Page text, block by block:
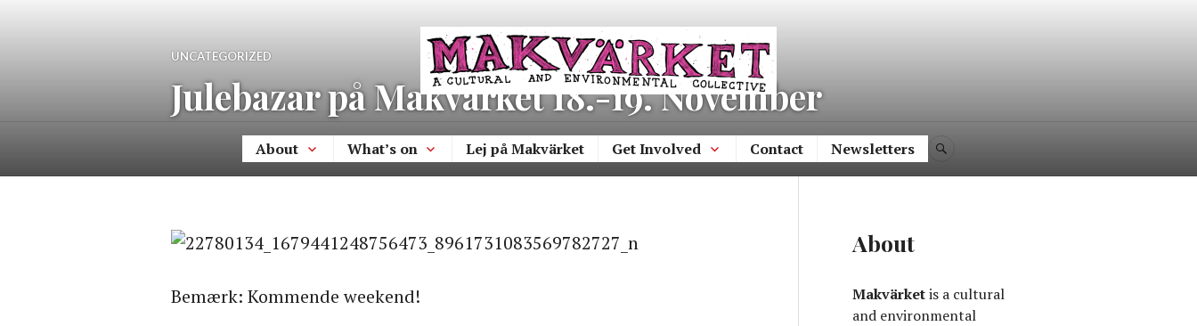
Makvärket
a cultural and environmental collective
About What’s on Lej på Makvärket Get Involved Contact Newsletters
UNCATEGORIZED
Julebazar på Makvärket 18.-19. November
Bemærk: Kommende weekend!
About
Makvärketis a cultural
and environmental